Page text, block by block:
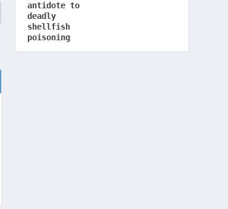
antidote to
deadly
shellfish
poisoning